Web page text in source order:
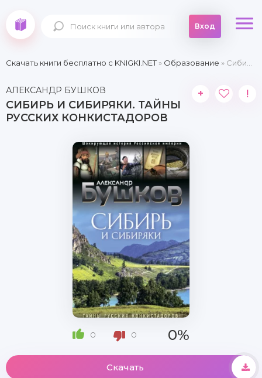
Вход
Скачать книги бесплатно c KNIGKI.NET» Образование » Сибирь и сибиряки. Тайны русских конкистадоров
АЛЕКСАНДР БУШКОВ
СИБИРЬ И СИБИРЯКИ. ТАЙНЫ
РУССКИХ КОНКИСТАДОРОВ
+ !
0 0 0%
Скачать